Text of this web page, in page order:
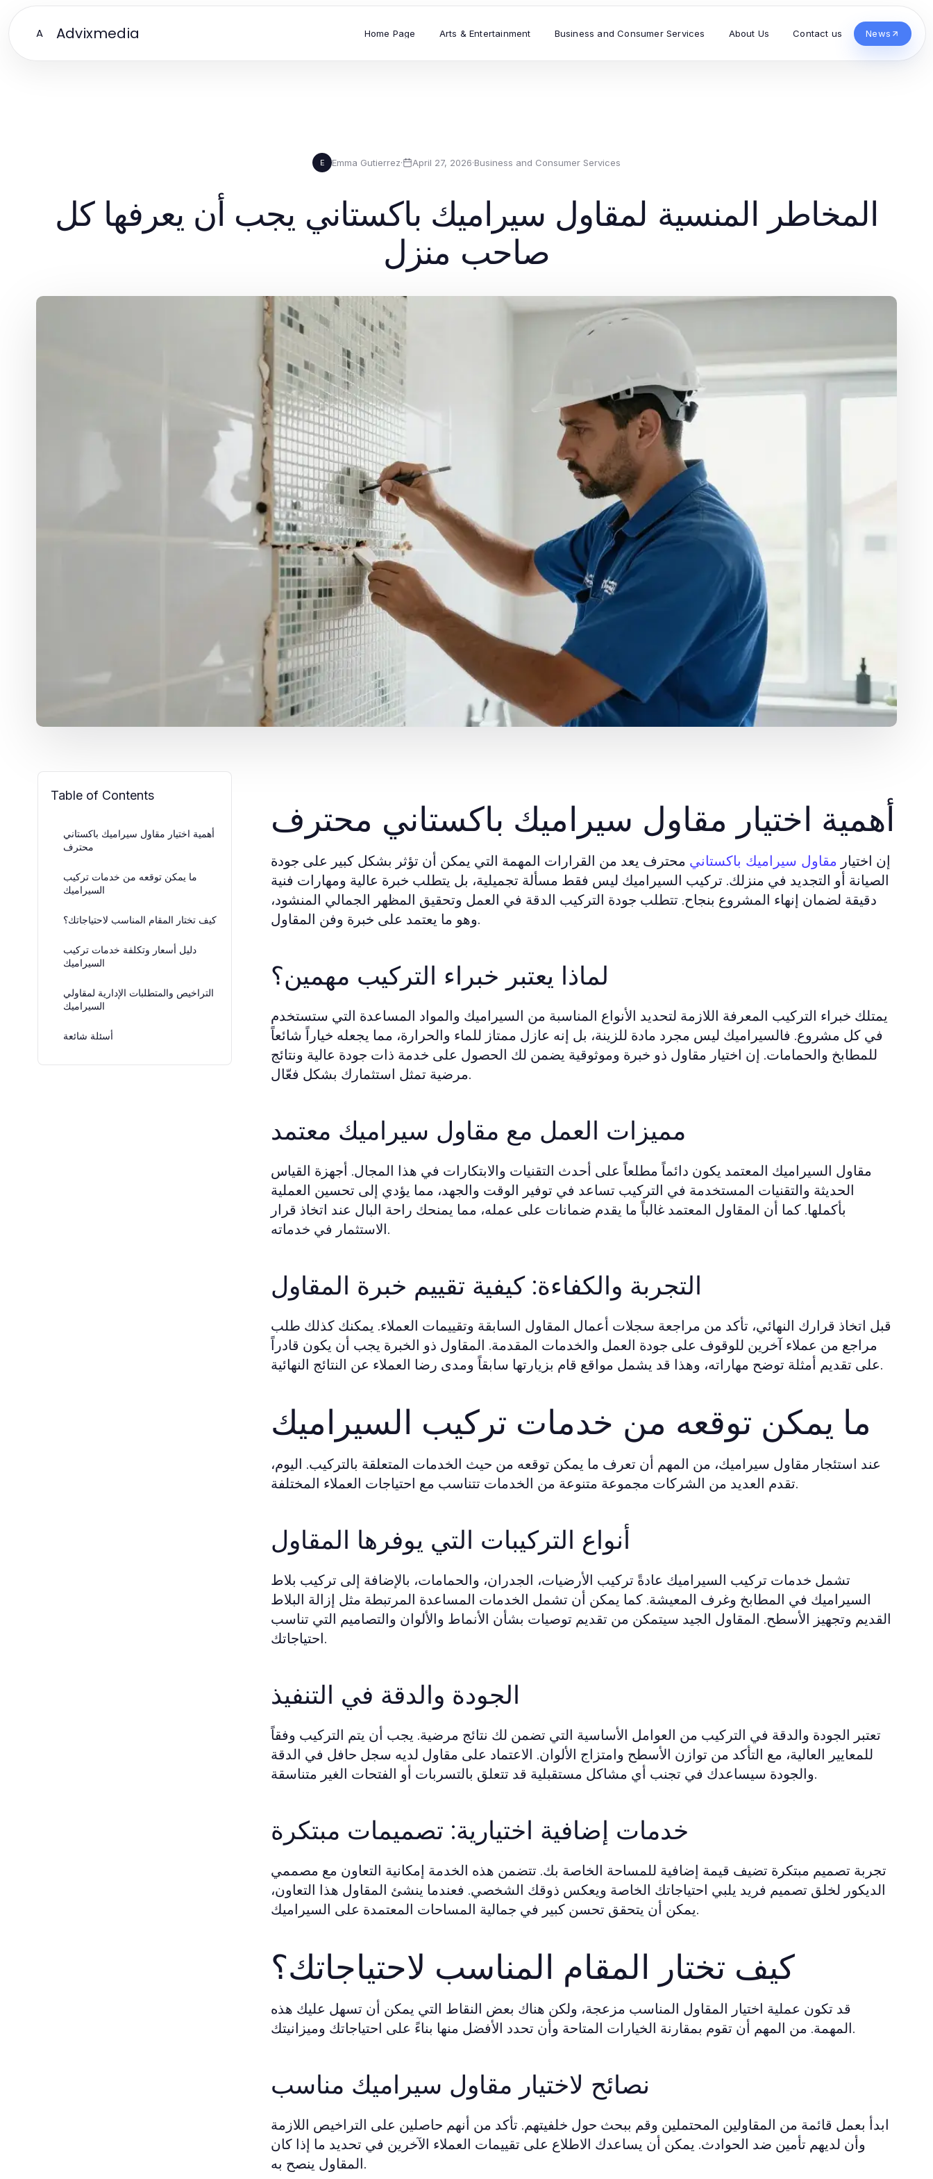
A Advixmedia Home Page Arts & Entertainment Business and Consumer Services About Us Contact us News
E Emma Gutierrez· April 27, 2026·Business and Consumer Services
المخاطر المنسية لمقاول سيراميك باكستاني يجب أن يعرفها كل
صاحب منزل
Table of Contents
أهمية اختيار مقاول سيراميك باكستاني
محترف
ما يمكن توقعه من خدمات تركيب
السيراميك
كيف تختار المقام المناسب لاحتياجاتك؟
دليل أسعار وتكلفة خدمات تركيب
السيراميك
التراخيص والمتطلبات الإدارية لمقاولي
السيراميك
أسئلة شائعة
أهمية اختيار مقاول سيراميك باكستاني محترف
إن اختيار مقاول سيراميك باكستاني محترف يعد من القرارات المهمة التي يمكن أن تؤثر بشكل كبير على جودة
الصيانة أو التجديد في منزلك. تركيب السيراميك ليس فقط مسألة تجميلية، بل يتطلب خبرة عالية ومهارات فنية
دقيقة لضمان إنهاء المشروع بنجاح. تتطلب جودة التركيب الدقة في العمل وتحقيق المظهر الجمالي المنشود،
وهو ما يعتمد على خبرة وفن المقاول.
لماذا يعتبر خبراء التركيب مهمين؟
يمتلك خبراء التركيب المعرفة اللازمة لتحديد الأنواع المناسبة من السيراميك والمواد المساعدة التي ستستخدم
في كل مشروع. فالسيراميك ليس مجرد مادة للزينة، بل إنه عازل ممتاز للماء والحرارة، مما يجعله خياراً شائعاً
للمطابخ والحمامات. إن اختيار مقاول ذو خبرة وموثوقية يضمن لك الحصول على خدمة ذات جودة عالية ونتائج
مرضية تمثل استثمارك بشكل فعّال.
مميزات العمل مع مقاول سيراميك معتمد
مقاول السيراميك المعتمد يكون دائماً مطلعاً على أحدث التقنيات والابتكارات في هذا المجال. أجهزة القياس
الحديثة والتقنيات المستخدمة في التركيب تساعد في توفير الوقت والجهد، مما يؤدي إلى تحسين العملية
بأكملها. كما أن المقاول المعتمد غالباً ما يقدم ضمانات على عمله، مما يمنحك راحة البال عند اتخاذ قرار
الاستثمار في خدماته.
التجربة والكفاءة: كيفية تقييم خبرة المقاول
قبل اتخاذ قرارك النهائي، تأكد من مراجعة سجلات أعمال المقاول السابقة وتقييمات العملاء. يمكنك كذلك طلب
مراجع من عملاء آخرين للوقوف على جودة العمل والخدمات المقدمة. المقاول ذو الخبرة يجب أن يكون قادراً
على تقديم أمثلة توضح مهاراته، وهذا قد يشمل مواقع قام بزيارتها سابقاً ومدى رضا العملاء عن النتائج النهائية.
ما يمكن توقعه من خدمات تركيب السيراميك
عند استئجار مقاول سيراميك، من المهم أن تعرف ما يمكن توقعه من حيث الخدمات المتعلقة بالتركيب. اليوم،
تقدم العديد من الشركات مجموعة متنوعة من الخدمات تتناسب مع احتياجات العملاء المختلفة.
أنواع التركيبات التي يوفرها المقاول
تشمل خدمات تركيب السيراميك عادةً تركيب الأرضيات، الجدران، والحمامات، بالإضافة إلى تركيب بلاط
السيراميك في المطابخ وغرف المعيشة. كما يمكن أن تشمل الخدمات المساعدة المرتبطة مثل إزالة البلاط
القديم وتجهيز الأسطح. المقاول الجيد سيتمكن من تقديم توصيات بشأن الأنماط والألوان والتصاميم التي تناسب
احتياجاتك.
الجودة والدقة في التنفيذ
تعتبر الجودة والدقة في التركيب من العوامل الأساسية التي تضمن لك نتائج مرضية. يجب أن يتم التركيب وفقاً
للمعايير العالية، مع التأكد من توازن الأسطح وامتزاج الألوان. الاعتماد على مقاول لديه سجل حافل في الدقة
والجودة سيساعدك في تجنب أي مشاكل مستقبلية قد تتعلق بالتسربات أو الفتحات الغير متناسقة.
خدمات إضافية اختيارية: تصميمات مبتكرة
تجربة تصميم مبتكرة تضيف قيمة إضافية للمساحة الخاصة بك. تتضمن هذه الخدمة إمكانية التعاون مع مصممي
الديكور لخلق تصميم فريد يلبي احتياجاتك الخاصة ويعكس ذوقك الشخصي. فعندما ينشئ المقاول هذا التعاون،
يمكن أن يتحقق تحسن كبير في جمالية المساحات المعتمدة على السيراميك.
كيف تختار المقام المناسب لاحتياجاتك؟
قد تكون عملية اختيار المقاول المناسب مزعجة، ولكن هناك بعض النقاط التي يمكن أن تسهل عليك هذه
المهمة. من المهم أن تقوم بمقارنة الخيارات المتاحة وأن تحدد الأفضل منها بناءً على احتياجاتك وميزانيتك.
نصائح لاختيار مقاول سيراميك مناسب
ابدأ بعمل قائمة من المقاولين المحتملين وقم ببحث حول خلفيتهم. تأكد من أنهم حاصلين على التراخيص اللازمة
وأن لديهم تأمين ضد الحوادث. يمكن أن يساعدك الاطلاع على تقييمات العملاء الآخرين في تحديد ما إذا كان
المقاول ينصح به.